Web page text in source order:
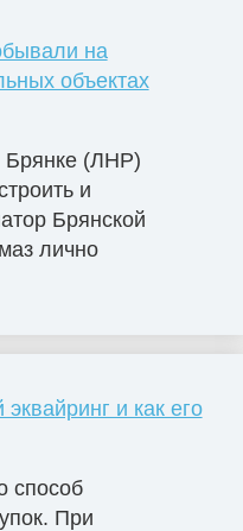
на
объектах
Брянке (ЛНР)
и
Брянской
лично
и как его
способ
При